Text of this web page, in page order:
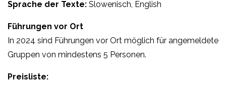
Sprache der Texte: Slowenisch, English
Führungen vor Ort
In 2024 sind Führungen vor Ort möglich für angemeldete
Gruppen von mindestens 5 Personen.
Preisliste: